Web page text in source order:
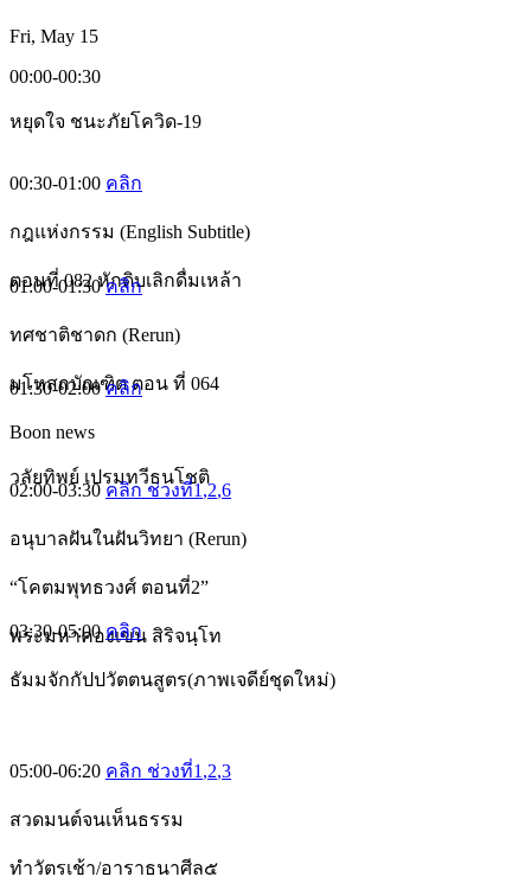
Fri, May 15
00:00-00:30
หยุดใจ ชนะภัยโควิด-19
00:30-01:00 คลิก
กฎแห่งกรรม (English Subtitle)
ตอนที่ 082 หักดิบเลิกดื่มเหล้า
01:00-01:30คลิก
ทศชาติชาดก (Rerun)
มโหสถบัณฑิต ตอน ที่ 064
01:30-02:00คลิก
Boon news
วลัยทิพย์ เปรมทวีธนโชติ
02:00-03:30 คลิก ช่วงที่1,2,6
อนุบาลฝันในฝันวิทยา (Rerun)
“โคตมพุทธวงศ์ ตอนที่2”
พระมหาคองเขน สิริจนฺโท
03:30-05:00คลิก
ธัมมจักกัปปวัตตนสูตร(ภาพเจดีย์ชุดใหม่)
05:00-06:20 คลิก ช่วงที่1 ,2,3
สวดมนต์จนเห็นธรรม
ทำวัตรเช้า/อาราธนาศีล๕